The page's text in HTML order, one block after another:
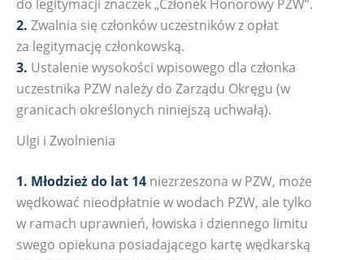
do legitymacji znaczek „Członek Honorowy PZW”.
2. Zwalnia się członków uczestników z opłat
za legitymację członkowską.
3. Ustalenie wysokości wpisowego dla członka
uczestnika PZW należy do Zarządu Okręgu (w
granicach określonych niniejszą uchwałą).
Ulgi i Zwolnienia
1. Młodzież do lat 14 niezrzeszona w PZW, może
wędkować nieodpłatnie w wodach PZW, ale tylko
w ramach uprawnień, łowiska i dziennego limitu
swego opiekuna posiadającego kartę wędkarską